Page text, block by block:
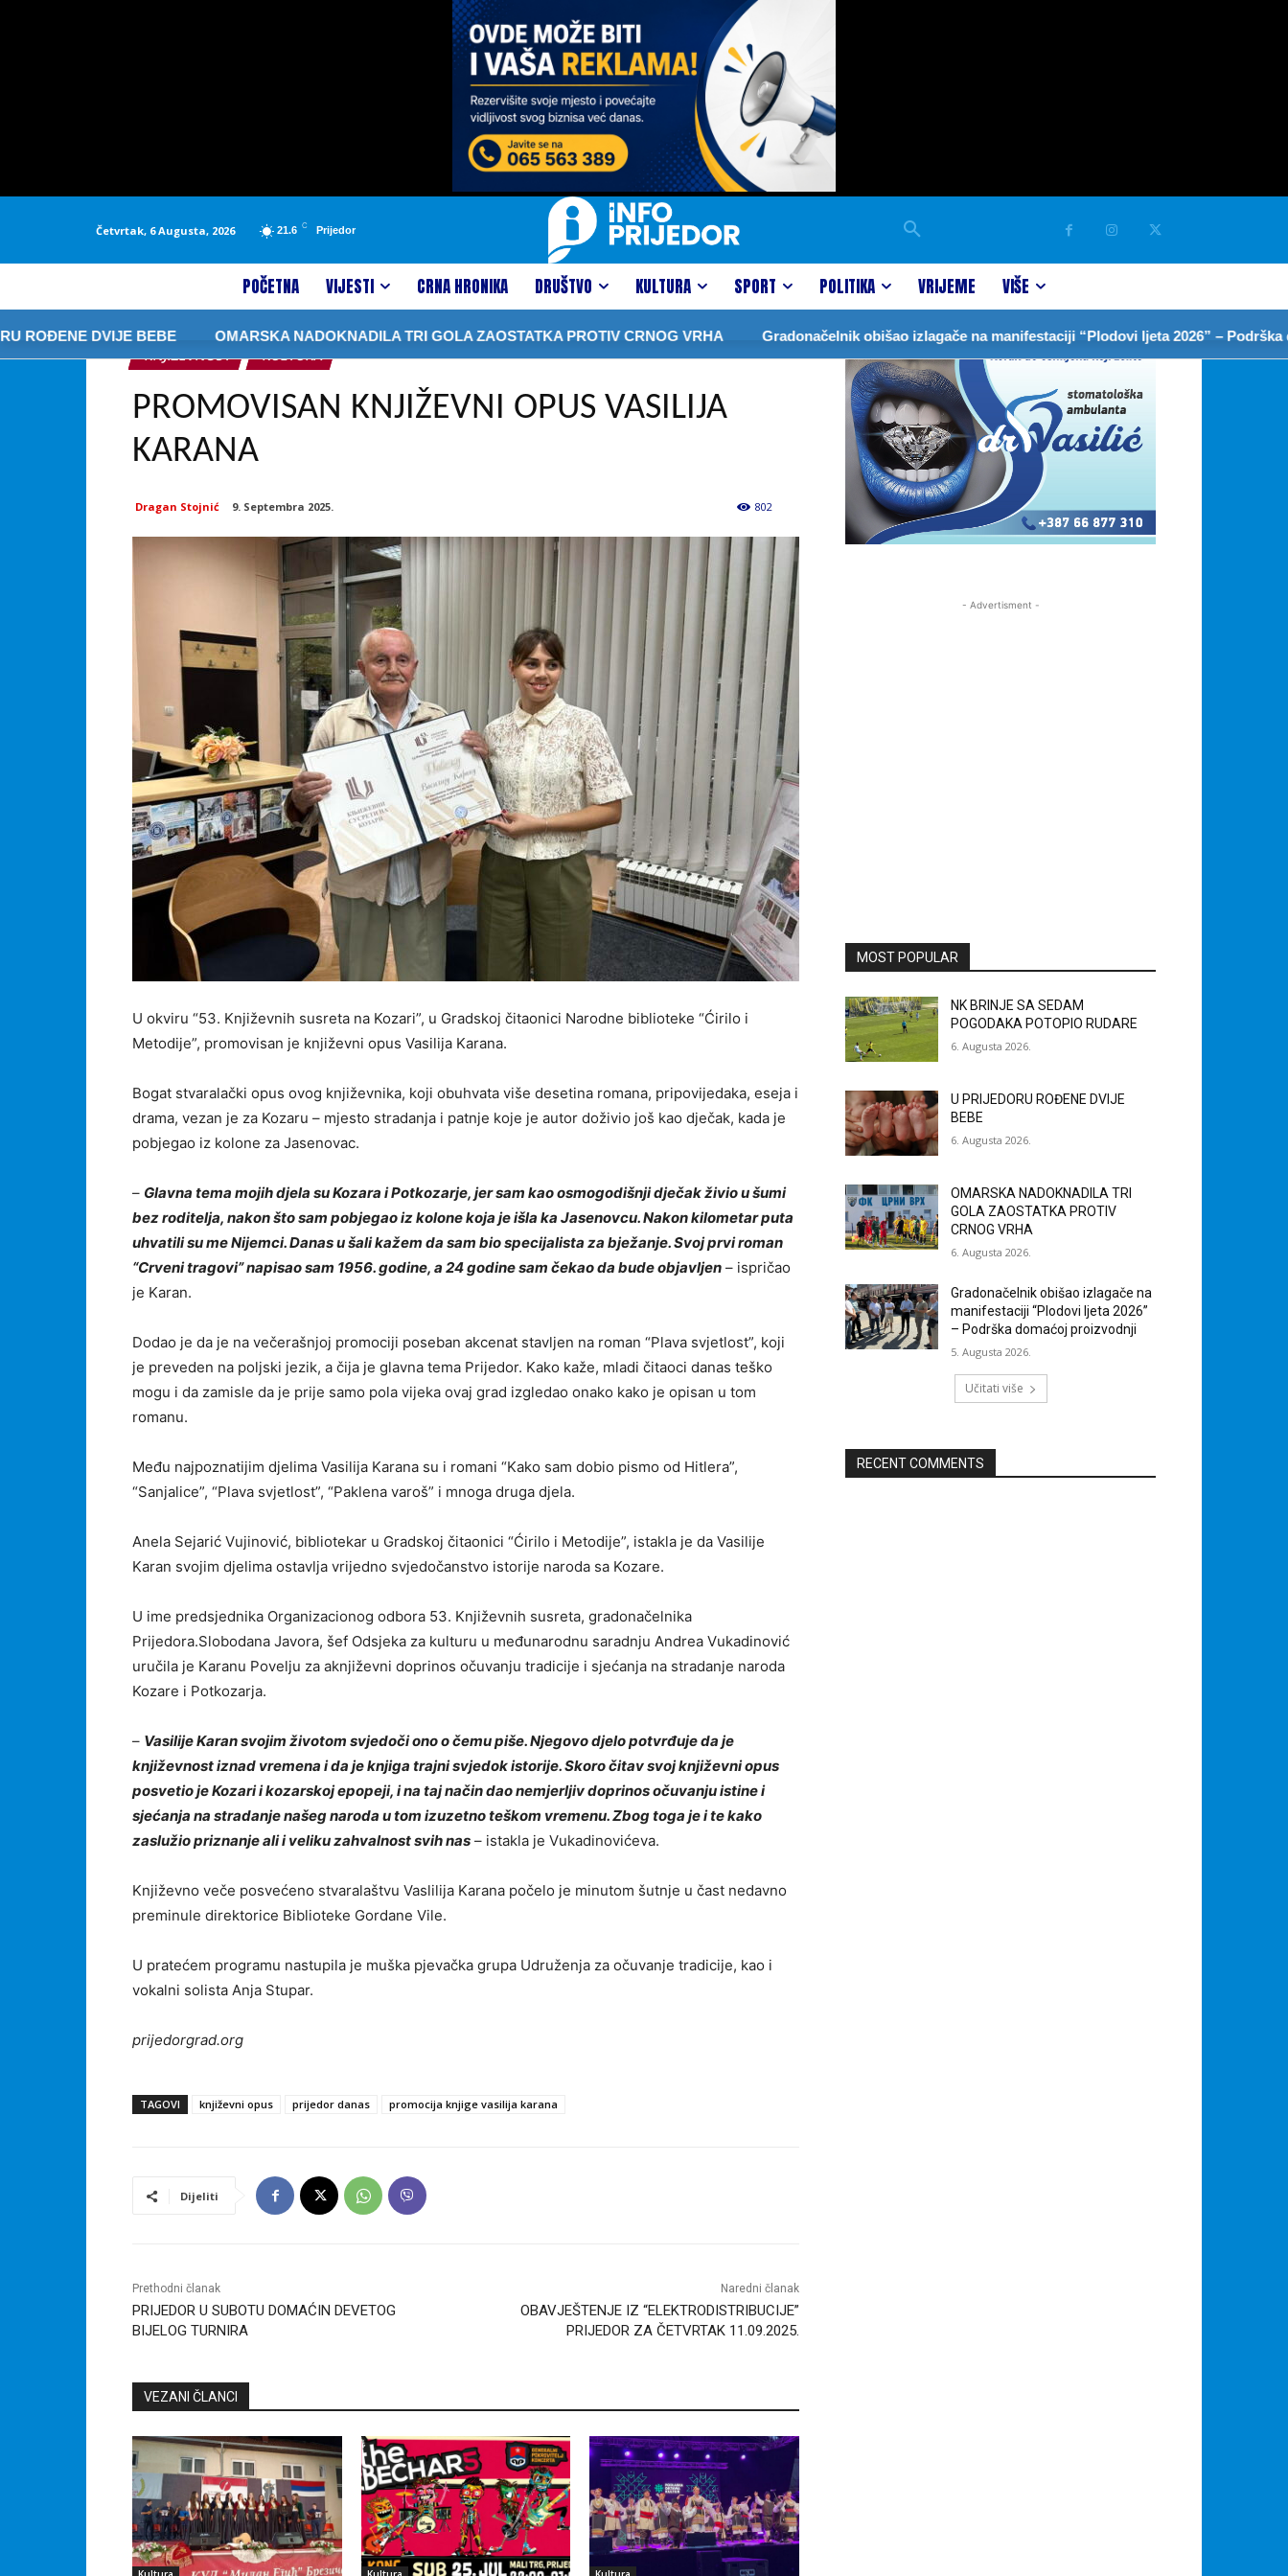
Četvrtak, 6 Augusta, 2026 21.6 C Prijedor
POČETNA VIJESTI CRNA HRONIKA DRUŠTVO KULTURA SPORT POLITIKA VRIJEME VIŠE
DVIJE BEBE OMARSKA NADOKNADILA TRI GOLA ZAOSTATKA PROTIV CRNOG VRHA Gradonačelnik obišao izlagače na manifestaciji “Plodovi ljeta 2026” – Podrška
KNJIŽEVNOST KULTURA
PROMOVISAN KNJIŽEVNI OPUS VASILIJA
KARANA
Dragan Stojnić 9. Septembra 2025. 802
U okviru “53. Književnih susreta na Kozari”, u Gradskoj čitaonici Narodne biblioteke “Ćirilo i
Metodije”, promovisan je književni opus Vasilija Karana.
Bogat stvaralački opus ovog književnika, koji obuhvata više desetina romana, pripovijedaka, eseja i
drama, vezan je za Kozaru – mjesto stradanja i patnje koje je autor doživio još kao dječak, kada je
pobjegao iz kolone za Jasenovac.
– Glavna tema mojih djela su Kozara i Potkozarje, jer sam kao osmogodišnji dječak živio u šumi
bez roditelja, nakon što sam pobjegao iz kolone koja je išla ka Jasenovcu. Nakon kilometar puta
uhvatili su me Nijemci. Danas u šali kažem da sam bio specijalista za bježanje. Svoj prvi roman
“Crveni tragovi” napisao sam 1956. godine, a 24 godine sam čekao da bude objavljen – ispričao
je Karan.
Dodao je da je na večerašnjoj promociji poseban akcenat stavljen na roman “Plava svjetlost”, koji
je preveden na poljski jezik, a čija je glavna tema Prijedor. Kako kaže, mladi čitaoci danas teško
mogu i da zamisle da je prije samo pola vijeka ovaj grad izgledao onako kako je opisan u tom
romanu.
Među najpoznatijim djelima Vasilija Karana su i romani “Kako sam dobio pismo od Hitlera”,
“Sanjalice”, “Plava svjetlost”, “Paklena varoš” i mnoga druga djela.
Anela Sejarić Vujinović, bibliotekar u Gradskoj čitaonici “Ćirilo i Metodije”, istakla je da Vasilije
Karan svojim djelima ostavlja vrijedno svjedočanstvo istorije naroda sa Kozare.
U ime predsjednika Organizacionog odbora 53. Književnih susreta, gradonačelnika
Prijedora.Slobodana Javora, šef Odsjeka za kulturu u međunarodnu saradnju Andrea Vukadinović
uručila je Karanu Povelju za aknjiževni doprinos očuvanju tradicije i sjećanja na stradanje naroda
Kozare i Potkozarja.
– Vasilije Karan svojim životom svjedoči ono o čemu piše. Njegovo djelo potvrđuje da je
književnost iznad vremena i da je knjiga trajni svjedok istorije. Skoro čitav svoj književni opus
posvetio je Kozari i kozarskoj epopeji, i na taj način dao nemjerljiv doprinos očuvanju istine i
sjećanja na stradanje našeg naroda u tom izuzetno teškom vremenu. Zbog toga je i te kako
zaslužio priznanje ali i veliku zahvalnost svih nas – istakla je Vukadinovićeva.
Književno veče posvećeno stvaralaštvu Vaslilija Karana počelo je minutom šutnje u čast nedavno
preminule direktorice Biblioteke Gordane Vile.
U pratećem programu nastupila je muška pjevačka grupa Udruženja za očuvanje tradicije, kao i
vokalni solista Anja Stupar.
prijedorgrad.org
TAGOVI književni opus prijedor danas promocija knjige vasilija karana
Dijeliti
Prethodni članak
PRIJEDOR U SUBOTU DOMAĆIN DEVETOG
BIJELOG TURNIRA
Naredni članak
OBAVJEŠTENJE IZ “ELEKTRODISTRIBUCIJE”
PRIJEDOR ZA ČETVRTAK 11.09.2025.
VEZANI ČLANCI
- Advertisment -
MOST POPULAR
NK BRINJE SA SEDAM
POGODAKA POTOPIO RUDARE
6. Augusta 2026.
U PRIJEDORU ROĐENE DVIJE
BEBE
6. Augusta 2026.
OMARSKA NADOKNADILA TRI
GOLA ZAOSTATKA PROTIV
CRNOG VRHA
6. Augusta 2026.
Gradonačelnik obišao izlagače na
manifestaciji “Plodovi ljeta 2026”
– Podrška domaćoj proizvodnji
5. Augusta 2026.
Učitati više
RECENT COMMENTS